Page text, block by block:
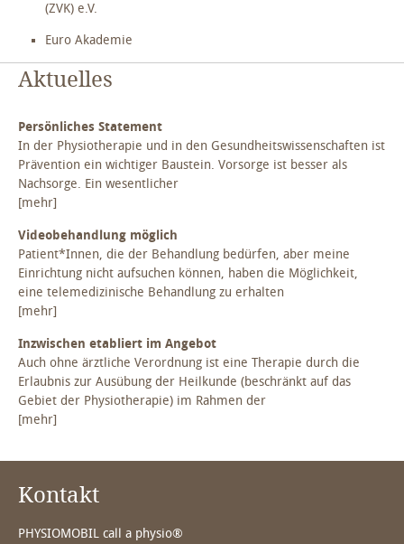
Kontakt
(ZVK) e.V.
Euro Akademie
Aktuelles
Persönliches Statement
In der Physiotherapie und in den Gesundheitswissenschaften ist
Prävention ein wichtiger Baustein. Vorsorge ist besser als
Nachsorge. Ein wesentlicher
[mehr]
Videobehandlung möglich
Patient*Innen, die der Behandlung bedürfen, aber meine
Einrichtung nicht aufsuchen können, haben die Möglichkeit,
eine telemedizinische Behandlung zu erhalten
[mehr]
Inzwischen etabliert im Angebot
Auch ohne ärztliche Verordnung ist eine Therapie durch die
Erlaubnis zur Ausübung der Heilkunde (beschränkt auf das
Gebiet der Physiotherapie) im Rahmen der
[mehr]
Kontakt
PHYSIOMOBIL call a physio®